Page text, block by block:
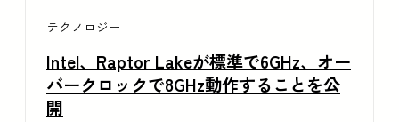
テクノロジー
Intel、Raptor Lakeが標準で6GHz、オー
バークロックで8GHz動作することを公
開